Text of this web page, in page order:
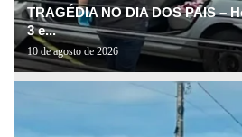
TRAGÉDIA NO DIA DOS PAIS –
3 e...
10 de agosto de 2026